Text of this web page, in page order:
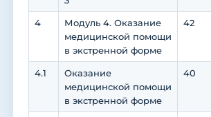
4
Модуль 4. Оказание
медицинской помощи
в экстренной форме
42
4.1
Оказание
медицинской помощи
в экстренной форме
40